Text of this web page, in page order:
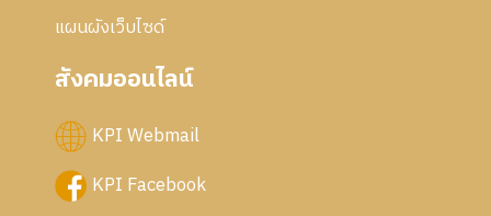
แผนผังเว็บไซด์
สังคมออนไลน์
KPI Webmail
KPI Facebook